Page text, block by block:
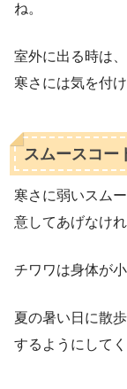
ね。
室外に出る時は
寒さには気を付
スムースコー
寒さに弱いスム
意してあげなけ
チワワは身体が
夏の暑い日に散
するようにしてく